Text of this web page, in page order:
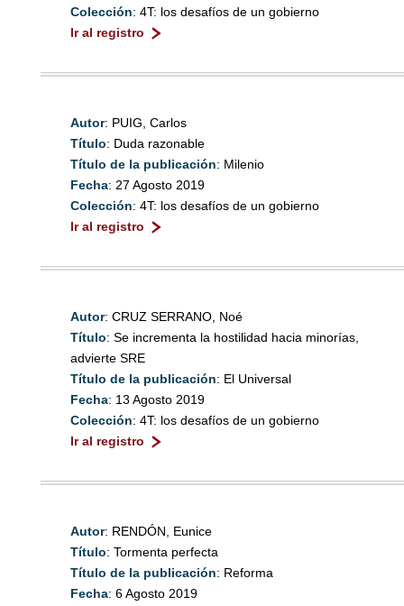
Colección: 4T: los desafíos de un gobierno
Ir al registro
Autor: PUIG, Carlos
Título: Duda razonable
Título de la publicación: Milenio
Fecha: 27 Agosto 2019
Colección: 4T: los desafíos de un gobierno
Ir al registro
Autor: CRUZ SERRANO, Noé
Título: Se incrementa la hostilidad hacia minorías,
advierte SRE
Título de la publicación: El Universal
Fecha: 13 Agosto 2019
Colección: 4T: los desafíos de un gobierno
Ir al registro
Autor: RENDÓN, Eunice
Título: Tormenta perfecta
Título de la publicación: Reforma
Fecha: 6 Agosto 2019